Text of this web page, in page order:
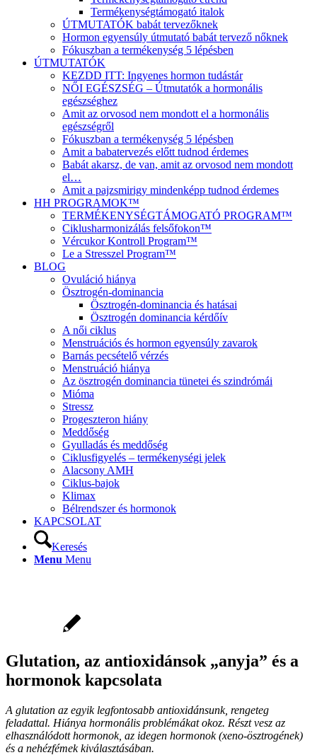
Termékenységtámogató italok
ÚTMUTATÓK babát tervezőknek
Hormon egyensúly útmutató babát tervező nőknek
Fókuszban a termékenység 5 lépésben
ÚTMUTATÓK
KEZDD ITT: Ingyenes hormon tudástár
NŐI EGÉSZSÉG – Útmutatók a hormonális
egészséghez
Amit az orvosod nem mondott el a hormonális
egészségről
Fókuszban a termékenység 5 lépésben
Amit a babatervezés előtt tudnod érdemes
Babát akarsz, de van, amit az orvosod nem mondott
el…
Amit a pajzsmirigy mindenképp tudnod érdemes
HH PROGRAMOK™
TERMÉKENYSÉGTÁMOGATÓ PROGRAM™
Ciklusharmonizálás felsőfokon™
Vércukor Kontroll Program™
Le a Stresszel Program™
BLOG
Ovuláció hiánya
Ösztrogén-dominancia
Ösztrogén-dominancia és hatásai
Ösztrogén dominancia kérdőív
A női ciklus
Menstruációs és hormon egyensúly zavarok
Barnás pecsételő vérzés
Menstruáció hiánya
Az ösztrogén dominancia tünetei és szindrómái
Mióma
Stressz
Progeszteron hiány
Meddőség
Gyulladás és meddőség
Ciklusfigyelés – termékenységi jelek
Alacsony AMH
Ciklus-bajok
Klimax
Bélrendszer és hormonok
KAPCSOLAT
Keresés
Menu Menu
Glutation, az antioxidánsok „anyja” és a
hormonok kapcsolata
A glutation az egyik legfontosabb antioxidánsunk, rengeteg
feladattal. Hiánya hormonális problémákat okoz. Részt vesz az
elhasználódott hormonok, az idegen hormonok (xeno-ösztrogének)
és a nehézfémek kiválasztásában.